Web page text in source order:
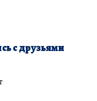
с друзьями